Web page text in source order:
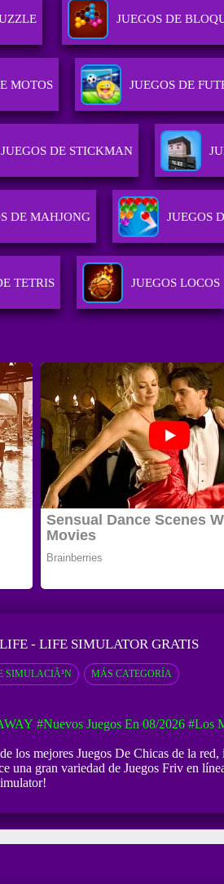
JUEGOS DE
MOTOS JUEGOS DE
JUEGOS DE STICKMAN
DE MAHJONG JUEGOS
TETRIS JUEGOS LOCOS
- LIFE SIMULATOR GRATIS
SIMULACIÃ³N MÁS CATEGORÍA
#Nuevos Juegos En 08/2026 #Los
los mejores Juegos De Chicas de la
una gran variedad de Juegos Friv en